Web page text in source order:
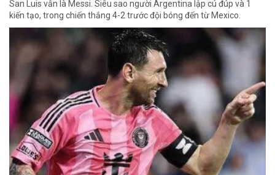
San Luis vẫn là Messi. Siêu sao người Argentina lập cú đúp và 1
kiến tạo, trong chiến thắng 4-2 trước đội bóng đến từ Mexico.